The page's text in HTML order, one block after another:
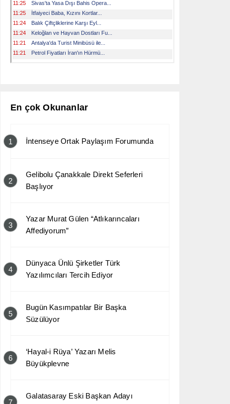
En çok Okunanlar
1 İntenseye Ortak Paylaşım Forumunda
2
Gelibolu Çanakkale Direkt Seferleri
Başlıyor
3
Yazar Murat Gülen “Atlıkarıncaları
Affediyorum”
4
Dünyaca Ünlü Şirketler Türk
Yazılımcıları Tercih Ediyor
5
Bugün Kasımpatılar Bir Başka
Süzülüyor
6
‘Hayal-i Rüya’ Yazarı Melis
Büyükplevne
7
Galatasaray Eski Başkan Adayı